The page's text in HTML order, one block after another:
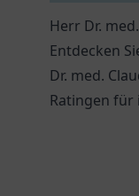
Herr Dr.
Entdecken
Dr. med.
Ratingen für